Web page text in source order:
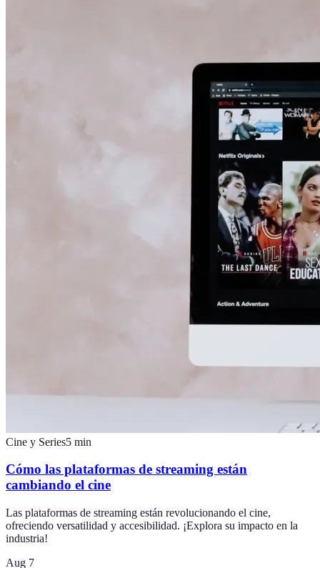
Cine y Series5 min
Cómo las plataformas de streaming están
cambiando el cine
Las plataformas de streaming están revolucionando el cine,
ofreciendo versatilidad y accesibilidad. ¡Explora su impacto en la
industria!
Aug 7